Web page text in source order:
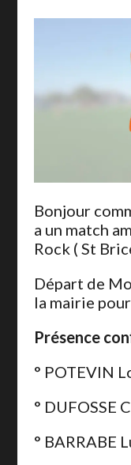
Bonjour
a un match
Rock ( St
Départ de
la mairie
Présence
° POTEVIN
° DUFOSSE
° BARRABE